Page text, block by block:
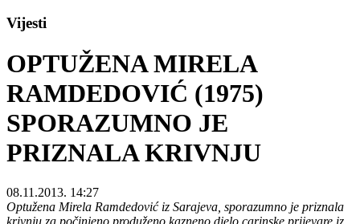
Vijesti
OPTUŽENA MIRELA
RAMDEDOVIĆ (1975)
SPORAZUMNO JE
PRIZNALA KRIVNJU
08.11.2013. 14:27
Optužena Mirela Ramdedović iz Sarajeva, sporazumno je priznala
krivnju za počinjeno produženo kazneno djelo carinske prijevare iz